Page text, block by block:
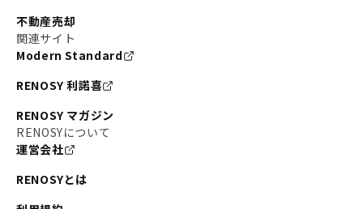
不動産売却
関連サイト
Modern Standard
RENOSY 利諾喜
RENOSY マガジン
RENOSYについて
運営会社
RENOSYとは